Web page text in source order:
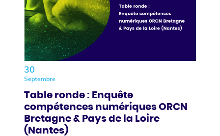
30
Septembre
Table ronde : Enquête
compétences numériques ORCN
Bretagne & Pays de la Loire
(Nantes)